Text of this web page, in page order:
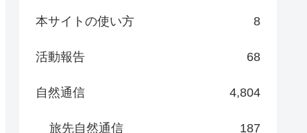
本サイトの使い方 8
活動報告 68
自然通信 4,804
旅先自然通信 187